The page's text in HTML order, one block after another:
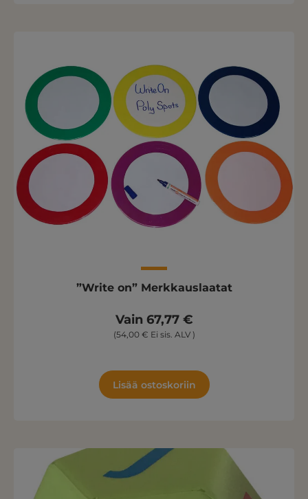
”Write on” Merkkauslaatat
Vain 67,77 €
(54,00 € Ei sis. ALV )
Lisää ostoskoriin